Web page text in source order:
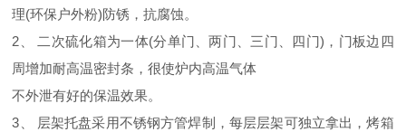
理(环保户外粉)防锈，抗腐蚀。
2、 二次硫化箱为一体(分单门、两门、三门、四门)，门板边四
周增加耐高温密封条，很使炉内高温气体
不外泄有好的保温效果。
3、 层架托盘采用不锈钢方管焊制，每层层架可独立拿出，烤箱